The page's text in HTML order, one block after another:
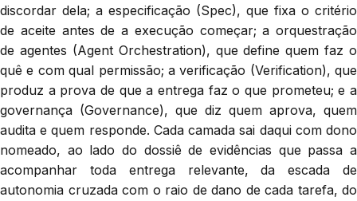
discordar dela; a especificação (Spec), que fixa o critério
de aceite antes de a execução começar; a orquestração
de agentes (Agent Orchestration), que define quem faz o
quê e com qual permissão; a verificação (Verification), que
produz a prova de que a entrega faz o que prometeu; e a
governança (Governance), que diz quem aprova, quem
audita e quem responde. Cada camada sai daqui com dono
nomeado, ao lado do dossiê de evidências que passa a
acompanhar toda entrega relevante, da escada de
autonomia cruzada com o raio de dano de cada tarefa, do